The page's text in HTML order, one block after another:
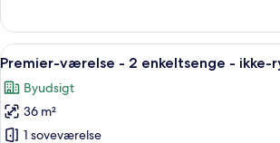
ryger
(Sky
View)
værelse
1
seng
ikke-
Indlæs
alle
billeder
af
Premier-
Et
7
Premier-værelse - 2 enkeltsenge - ikke-
Byudsigt
36 m²
1 soveværelse